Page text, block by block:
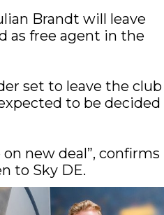
Brandt will leave
as free agent in the
set to leave the club
to be decided
on new deal”, confirms
to Sky DE.